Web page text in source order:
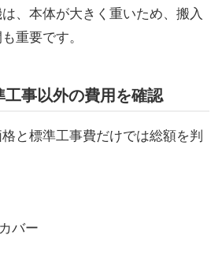
、本体が大きく重いため、搬入
重要です。
工事以外の費用を確認
と標準工事費だけでは総額を判
バー